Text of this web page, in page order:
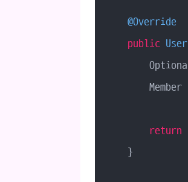
@Override
public
Member
return
    }